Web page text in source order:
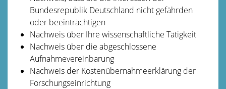
Bundesrepublik Deutschland nicht gefährden
oder beeinträchtigen
Nachweis über Ihre wissenschaftliche Tätigkeit
Nachweis über die abgeschlossene
Aufnahmevereinbarung
Nachweis der Kostenübernahmeerklärung der
Forschungseinrichtung